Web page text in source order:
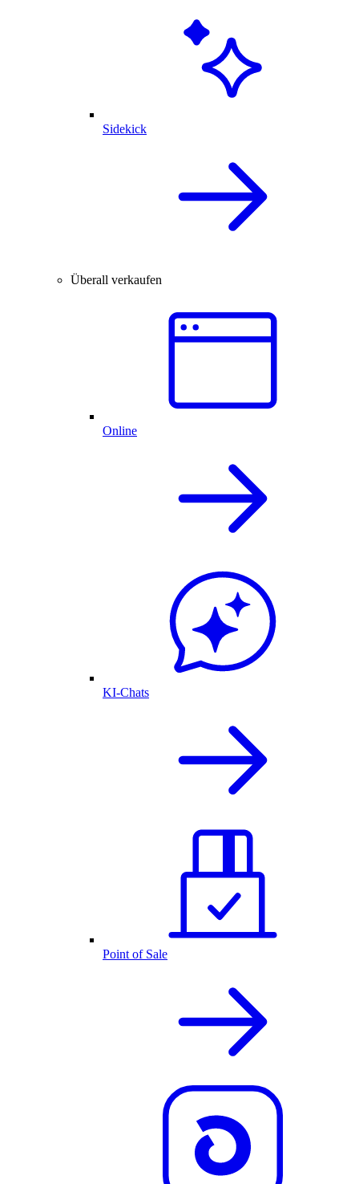
Sidekick
Überall verkaufen
Online
KI-Chats
Point of Sale